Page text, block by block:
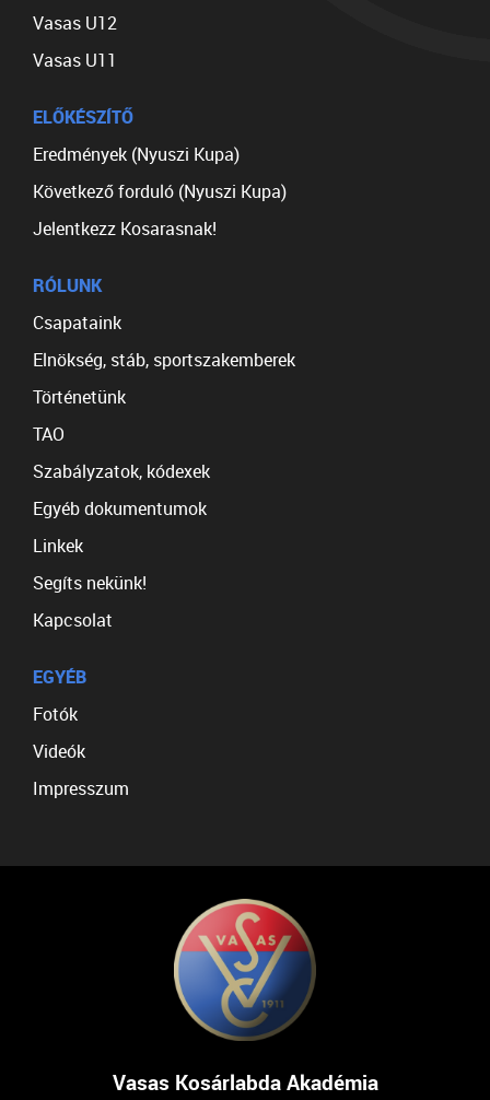
Vasas U12
Vasas U11
ELŐKÉSZÍTŐ
Eredmények (Nyuszi Kupa)
Következő forduló (Nyuszi Kupa)
Jelentkezz Kosarasnak!
RÓLUNK
Csapataink
Elnökség, stáb, sportszakemberek
Történetünk
TAO
Szabályzatok, kódexek
Egyéb dokumentumok
Linkek
Segíts nekünk!
Kapcsolat
EGYÉB
Fotók
Videók
Impresszum
Vasas Kosárlabda Akadémia